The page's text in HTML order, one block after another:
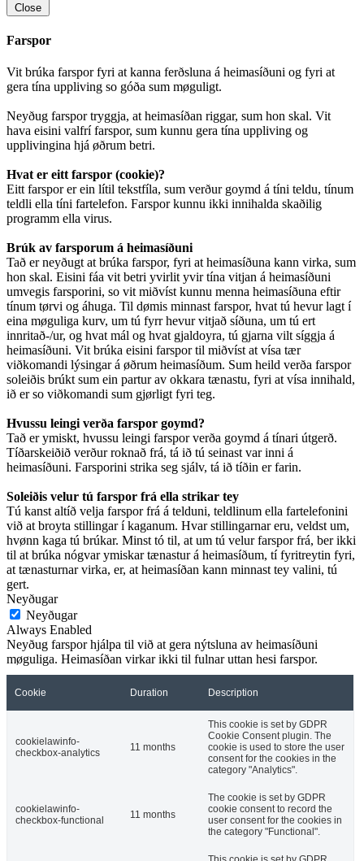
Close
Farspor
Vit brúka farspor fyri at kanna ferðsluna á heimasíðuni og fyri at
gera tína uppliving so góða sum møguligt.
Neyðug farspor tryggja, at heimasíðan riggar, sum hon skal. Vit
hava eisini valfrí farspor, sum kunnu gera tína uppliving og
upplivingina hjá øðrum betri.
Hvat er eitt farspor (cookie)?
Eitt farspor er ein lítil tekstfíla, sum verður goymd á tíni teldu, tínum
teldli ella tíni fartelefon. Farspor kunnu ikki innihalda skaðilig
programm ella virus.
Brúk av farsporum á heimasíðuni
Tað er neyðugt at brúka farspor, fyri at heimasíðuna kann virka, sum
hon skal. Eisini fáa vit betri yvirlit yvir tína vitjan á heimasíðuni
umvegis farsporini, so vit miðvíst kunnu menna heimasíðuna eftir
tínum tørvi og áhuga. Til dømis minnast farspor, hvat tú hevur lagt í
eina møguliga kurv, um tú fyrr hevur vitjað síðuna, um tú ert
innritað-/ur, og hvat mál og hvat gjaldoyra, tú gjarna vilt síggja á
heimasíðuni. Vit brúka eisini farspor til miðvíst at vísa tær
viðkomandi lýsingar á øðrum heimasíðum. Sum heild verða farspor
soleiðis brúkt sum ein partur av okkara tænastu, fyri at vísa innihald,
ið er so viðkomandi sum gjørligt fyri teg.
Hvussu leingi verða farspor goymd?
Tað er ymiskt, hvussu leingi farspor verða goymd á tínari útgerð.
Tíðarskeiðið verður roknað frá, tá ið tú seinast var inni á
heimasíðuni. Farsporini strika seg sjálv, tá ið tíðin er farin.
Soleiðis velur tú farspor frá ella strikar tey
Tú kanst altíð velja farspor frá á telduni, teldlinum ella fartelefonini
við at broyta stillingar í kaganum. Hvar stillingarnar eru, veldst um,
hvønn kaga tú brúkar. Minst tó til, at um tú velur farspor frá, ber ikki
til at brúka nógvar ymiskar tænastur á heimasíðum, tí fyritreytin fyri,
at tænasturnar virka, er, at heimasíðan kann minnast tey valini, tú
gert.
Neyðugar
Neyðugar
Always Enabled
Neyðug farspor hjálpa til við at gera nýtsluna av heimasíðuni
møguliga. Heimasíðan virkar ikki til fulnar uttan hesi farspor.
Cookie Duration Description
cookielawinfo-
checkbox-analytics
11 months
This cookie is set by GDPR
Cookie Consent plugin. The
cookie is used to store the user
consent for the cookies in the
category "Analytics".
cookielawinfo-
checkbox-functional
11 months
The cookie is set by GDPR
cookie consent to record the
user consent for the cookies in
the category "Functional".